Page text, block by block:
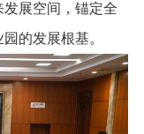
展空间，锚定全
的发展根基。